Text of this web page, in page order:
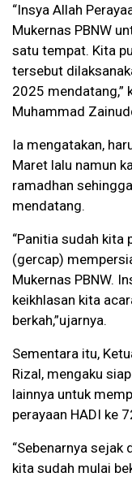
“Insya Allah
Mukernas PBNW
satu tempat. Kita
tersebut
2025 mendatang,”
Muhammad
Ia mengatakan,
Maret lalu namun
ramadhan
mendatang.
“Panitia sudah kita
(gercap)
Mukernas PBNW.
keikhlasan kita
berkah,”ujarnya.
Sementara itu,
Rizal, mengaku
lainnya untuk
perayaan HADI ke
“Sebenarnya sejak
kita sudah mulai